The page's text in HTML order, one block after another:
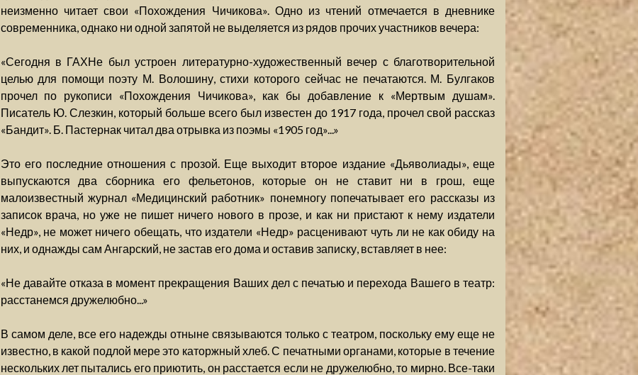
неизменно читает свои «Похождения Чичикова». Одно из чтений отмечается в дневнике
современника, однако ни одной запятой не выделяется из рядов прочих участников вечера:
«Сегодня в ГАХНе был устроен литературно-художественный вечер с благотворительной
целью для помощи поэту М. Волошину, стихи которого сейчас не печатаются. М. Булгаков
прочел по рукописи «Похождения Чичикова», как бы добавление к «Мертвым душам».
Писатель Ю. Слезкин, который больше всего был известен до 1917 года, прочел свой рассказ
«Бандит». Б. Пастернак читал два отрывка из поэмы «1905 год»...»
Это его последние отношения с прозой. Еще выходит второе издание «Дьяволиады», еще
выпускаются два сборника его фельетонов, которые он не ставит ни в грош, еще
малоизвестный журнал «Медицинский работник» понемногу попечатывает его рассказы из
записок врача, но уже не пишет ничего нового в прозе, и как ни пристают к нему издатели
«Недр», не может ничего обещать, что издатели «Недр» расценивают чуть ли не как обиду на
них, и однажды сам Ангарский, не застав его дома и оставив записку, вставляет в нее:
«Не давайте отказа в момент прекращения Ваших дел с печатью и перехода Вашего в театр:
расстанемся дружелюбно...»
В самом деле, все его надежды отныне связываются только с театром, поскольку ему еще не
известно, в какой подлой мере это каторжный хлеб. С печатными органами, которые в течение
нескольких лет пытались его приютить, он расстается если не дружелюбно, то мирно. Все-таки